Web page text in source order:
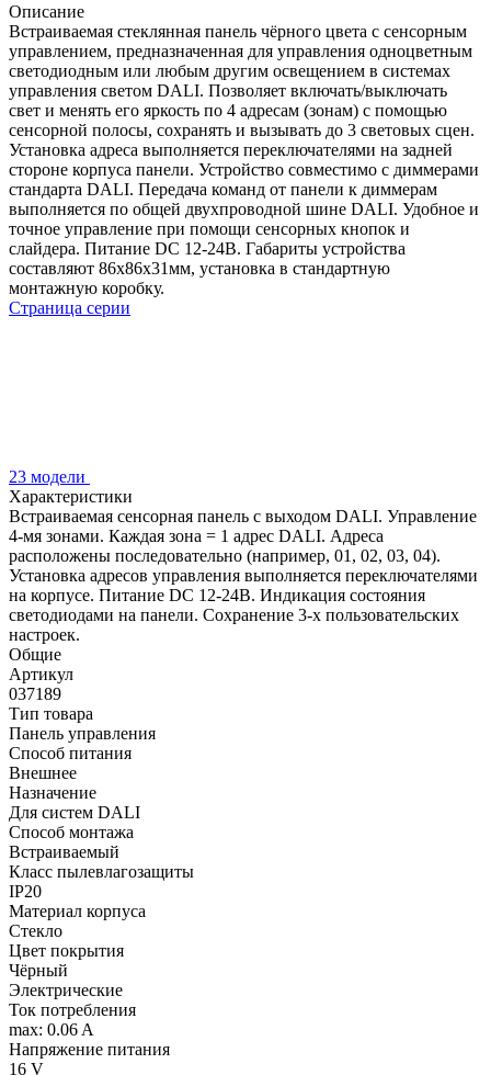
Описание
Встраиваемая стеклянная панель чёрного цвета с сенсорным
управлением, предназначенная для управления одноцветным
светодиодным или любым другим освещением в системах
управления светом DALI. Позволяет включать/выключать
свет и менять его яркость по 4 адресам (зонам) с помощью
сенсорной полосы, сохранять и вызывать до 3 световых сцен.
Установка адреса выполняется переключателями на задней
стороне корпуса панели. Устройство совместимо с диммерами
стандарта DALI. Передача команд от панели к диммерам
выполняется по общей двухпроводной шине DALI. Удобное и
точное управление при помощи сенсорных кнопок и
слайдера. Питание DC 12-24В. Габариты устройства
составляют 86х86х31мм, установка в стандартную
монтажную коробку.
Страница серии
23 модели
Характеристики
Встраиваемая сенсорная панель с выходом DALI. Управление
4-мя зонами. Каждая зона = 1 адрес DALI. Адреса
расположены последовательно (например, 01, 02, 03, 04).
Установка адресов управления выполняется переключателями
на корпусе. Питание DC 12-24В. Индикация состояния
светодиодами на панели. Сохранение 3-х пользовательских
настроек.
Общие
Артикул
037189
Тип товара
Панель управления
Способ питания
Внешнее
Назначение
Для систем DALI
Способ монтажа
Встраиваемый
Класс пылевлагозащиты
IP20
Материал корпуса
Стекло
Цвет покрытия
Чёрный
Электрические
Ток потребления
max: 0.06 A
Напряжение питания
16 V